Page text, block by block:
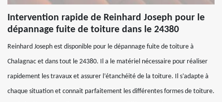
Intervention rapide de Reinhard Joseph pour le
dépannage fuite de toiture dans le 24380
Reinhard Joseph est disponible pour le dépannage fuite de toiture à
Chalagnac et dans tout le 24380. Il a le matériel nécessaire pour réaliser
rapidement les travaux et assurer l’étanchéité de la toiture. Il s’adapte à
chaque situation et connait parfaitement les différentes formes de toiture.